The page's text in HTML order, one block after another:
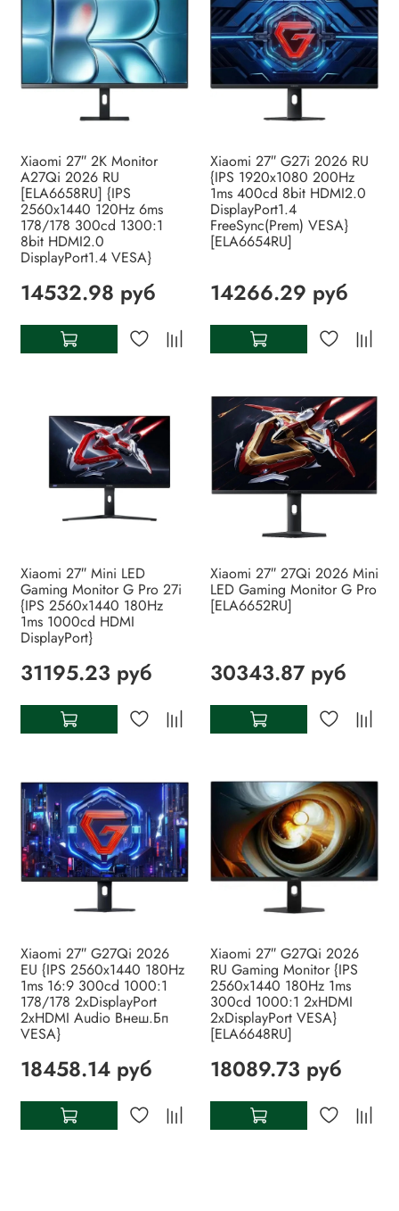
Xiaomi 27″ 2K Monitor
A27Qi 2026 RU
[ELA6658RU] {IPS
2560x1440 120Hz 6ms
178/178 300cd 1300:1
8bit HDMI2.0
DisplayPort1.4 VESA}
14532.98 руб
Xiaomi 27″ G27i 2026 RU
{IPS 1920x1080 200Hz
1ms 400cd 8bit HDMI2.0
DisplayPort1.4
FreeSync(Prem) VESA}
[ELA6654RU]
14266.29 руб
Xiaomi 27″ Mini LED
Gaming Monitor G Pro 27i
{IPS 2560x1440 180Hz
1ms 1000cd HDMI
DisplayPort}
31195.23 руб
Xiaomi 27″ 27Qi 2026 Mini
LED Gaming Monitor G Pro
[ELA6652RU]
30343.87 руб
Xiaomi 27″ G27Qi 2026
EU {IPS 2560x1440 180Hz
1ms 16:9 300cd 1000:1
178/178 2xDisplayPort
2xHDMI Audio Внеш.Бп
VESA}
18458.14 руб
Xiaomi 27″ G27Qi 2026
RU Gaming Monitor {IPS
2560x1440 180Hz 1ms
300cd 1000:1 2xHDMI
2xDisplayPort VESA}
[ELA6648RU]
18089.73 руб